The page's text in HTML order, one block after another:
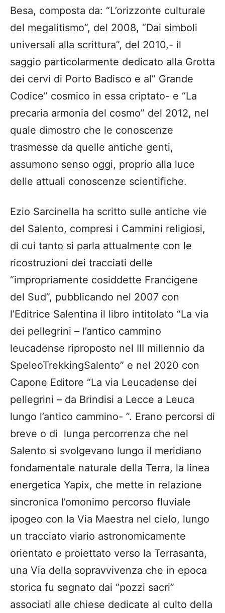
Besa, composta da: “L’orizzonte culturale
del megalitismo”, del 2008, “Dai simboli
universali alla scrittura”, del 2010,- il
saggio particolarmente dedicato alla Grotta
dei cervi di Porto Badisco e al” Grande
Codice” cosmico in essa criptato- e “La
precaria armonia del cosmo” del 2012, nel
quale dimostro che le conoscenze
trasmesse da quelle antiche genti,
assumono senso oggi, proprio alla luce
delle attuali conoscenze scientifiche.
Ezio Sarcinella ha scritto sulle antiche vie
del Salento, compresi i Cammini religiosi,
di cui tanto si parla attualmente con le
ricostruzioni dei tracciati delle
“impropriamente cosiddette Francigene
del Sud”, pubblicando nel 2007 con
l’Editrice Salentina il libro intitolato “La via
dei pellegrini – l’antico cammino
leucadense riproposto nel III millennio da
SpeleoTrekkingSalento” e nel 2020 con
Capone Editore “La via Leucadense dei
pellegrini – da Brindisi a Lecce a Leuca
lungo l’antico cammino- ”. Erano percorsi di
breve o di lunga percorrenza che nel
Salento si svolgevano lungo il meridiano
fondamentale naturale della Terra, la linea
energetica Yapix, che mette in relazione
sincronica l’omonimo percorso fluviale
ipogeo con la Via Maestra nel cielo, lungo
un tracciato viario astronomicamente
orientato e proiettato verso la Terrasanta,
una Via della sopravvivenza che in epoca
storica fu segnato dai “pozzi sacri”
associati alle chiese dedicate al culto della